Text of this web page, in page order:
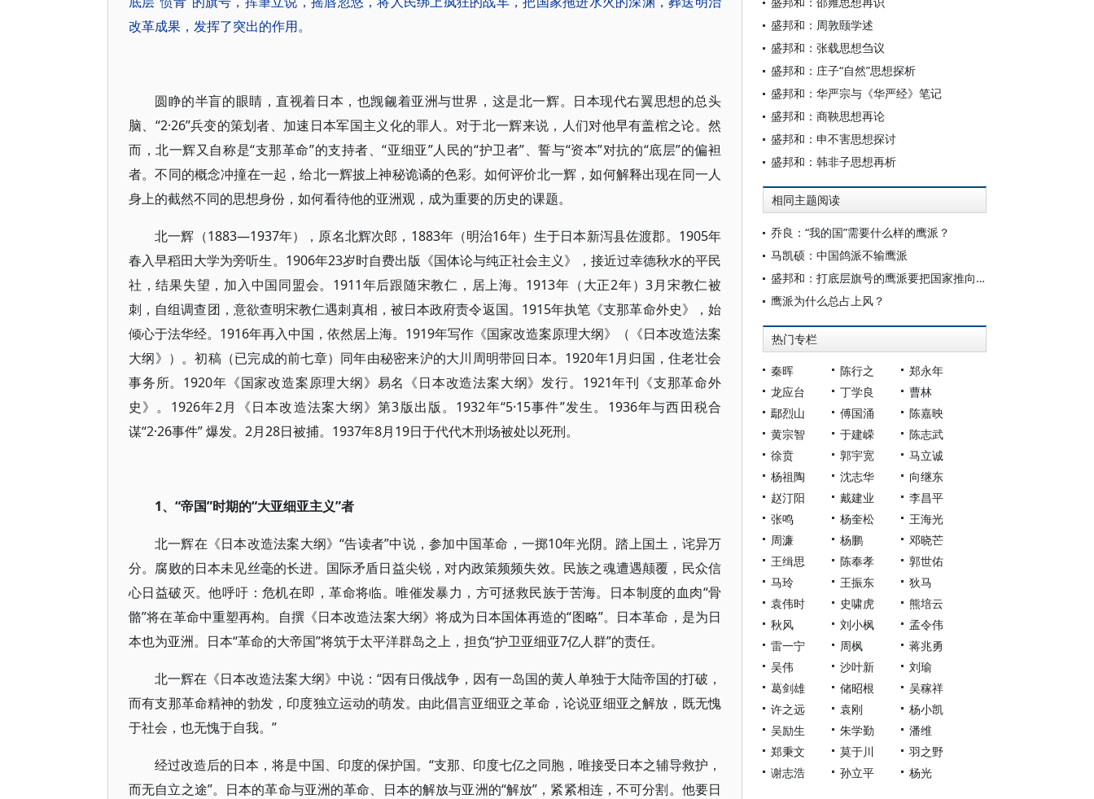
改革成果，发挥了突出的作用。
圆睁的半盲的眼睛，直视着日本，也觊觎着亚洲与世界，这是北一辉。日本现代右翼思想的总头
脑、“2·26”兵变的策划者、加速日本军国主义化的罪人。对于北一辉来说，人们对他早有盖棺之论。然
而，北一辉又自称是“支那革命”的支持者、“亚细亚”人民的“护卫者”、誓与“资本”对抗的“底层”的偏袒
者。不同的概念冲撞在一起，给北一辉披上神秘诡谲的色彩。如何评价北一辉，如何解释出现在同一人
身上的截然不同的思想身份，如何看待他的亚洲观，成为重要的历史的课题。
北一辉（1883—1937年），原名北辉次郎，1883年（明治16年）生于日本新泻县佐渡郡。1905年
春入早稻田大学为旁听生。1906年23岁时自费出版《国体论与纯正社会主义》，接近过幸德秋水的平民
社，结果失望，加入中国同盟会。1911年后跟随宋教仁，居上海。1913年（大正2年）3月宋教仁被
刺，自组调查团，意欲查明宋教仁遇刺真相，被日本政府责令返国。1915年执笔《支那革命外史》，始
倾心于法华经。1916年再入中国，依然居上海。1919年写作《国家改造案原理大纲》（《日本改造法案
大纲》）。初稿（已完成的前七章）同年由秘密来沪的大川周明带回日本。1920年1月归国，住老壮会
事务所。1920年《国家改造案原理大纲》易名《日本改造法案大纲》发行。1921年刊《支那革命外
史》。1926年2月《日本改造法案大纲》第3版出版。1932年“5·15事件”发生。1936年与西田税合
谋“2·26事件” 爆发。2月28日被捕。1937年8月19日于代代木刑场被处以死刑。
1、“帝国”时期的“大亚细亚主义”者
北一辉在《日本改造法案大纲》“告读者”中说，参加中国革命，一掷10年光阴。踏上国土，诧异万
分。腐败的日本未见丝毫的长进。国际矛盾日益尖锐，对内政策频频失效。民族之魂遭遇颠覆，民众信
心日益破灭。他呼吁：危机在即，革命将临。唯催发暴力，方可拯救民族于苦海。日本制度的血肉“骨
骼”将在革命中重塑再构。自撰《日本改造法案大纲》将成为日本国体再造的“图略”。日本革命，是为日
本也为亚洲。日本“革命的大帝国”将筑于太平洋群岛之上，担负“护卫亚细亚7亿人群”的责任。
北一辉在《日本改造法案大纲》中说：“因有日俄战争，因有一岛国的黄人单独于大陆帝国的打破，
而有支那革命精神的勃发，印度独立运动的萌发。由此倡言亚细亚之革命，论说亚细亚之解放，既无愧
于社会，也无愧于自我。”
经过改造后的日本，将是中国、印度的保护国。“支那、印度七亿之同胞，唯接受日本之辅导救护，
而无自立之途”。日本的革命与亚洲的革命、日本的解放与亚洲的“解放”，紧紧相连，不可分割。他要日
盛邦和：周敦颐学述
盛邦和：张载思想刍议
盛邦和：庄子“自然”思想探析
盛邦和：华严宗与《华严经》笔记
盛邦和：商鞅思想再论
盛邦和：申不害思想探讨
盛邦和：韩非子思想再析
相同主题阅读
乔良：“我的国”需要什么样的鹰派？
马凯硕：中国鸽派不输鹰派
盛邦和：打底层旗号的鹰派要把国家推向哪里？
鹰派为什么总占上风？
热门专栏
秦晖 陈行之
郑永年
龙应台
丁学良
曹林
鄢烈山
傅国涌
陈嘉映
黄宗智
于建嵘
陈志武
徐贲
郭宇宽
马立诚
杨祖陶
沈志华
向继东
赵汀阳
戴建业
李昌平
张鸣
杨奎松
王海光
周濂
杨鹏
邓晓芒
王缉思
陈奉孝
郭世佑
马玲
王振东
狄马
袁伟时
史啸虎
熊培云
秋风
刘小枫
孟令伟
雷一宁
周枫
蒋兆勇
吴伟
沙叶新
刘瑜
葛剑雄
储昭根
吴稼祥
许之远
袁刚
杨小凯
吴励生
朱学勤
潘维
郑秉文
莫于川
羽之野
谢志浩
孙立平 杨光